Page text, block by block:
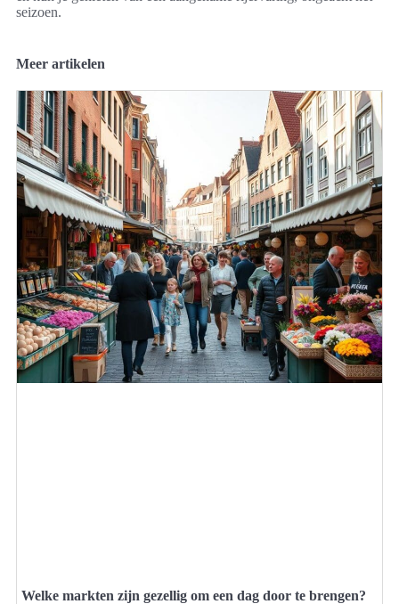
seizoen.
Meer artikelen
Welke markten zijn gezellig om een dag door te brengen?